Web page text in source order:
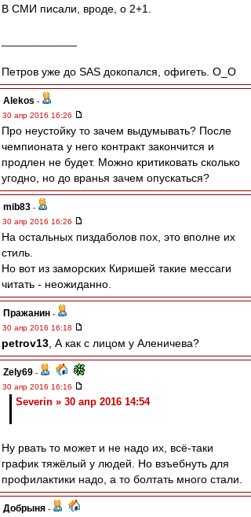
В СМИ писали, вроде, о 2+1.
Петров уже до SAS докопался, офигеть. O_O
Alekos -
30 апр 2016 16:26
Про неустойку то зачем выдумывать? После
чемпионата у него контракт закончится и
продлен не будет. Можно критиковать сколько
угодно, но до вранья зачем опускаться?
mib83 -
30 апр 2016 16:26
На остальных пиздаболов пох, это вполне их
стиль.
Но вот из заморских Киришей такие мессаги
читать - неожиданно.
Пражанин -
30 апр 2016 16:18
petrov13 , А как с лицом у Аленичева?
Zely69 -
30 апр 2016 16:16
Severin » 30 апр 2016 14:54
Ну рвать то может и не надо их, всё-таки
график тяжёлый у людей. Но взъебнуть для
профилактики надо, а то болтать много стали.
Добрыня -